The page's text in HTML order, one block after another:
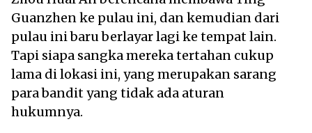
Guanzhen ke pulau ini, dan kemudian dari
pulau ini baru berlayar lagi ke tempat lain.
Tapi siapa sangka mereka tertahan cukup
lama di lokasi ini, yang merupakan sarang
para bandit yang tidak ada aturan
hukumnya.